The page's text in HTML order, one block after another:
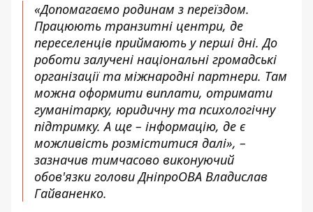
«Допомагаємо родинам з переїздом.
Працюють транзитні центри, де
переселенців приймають у перші дні. До
роботи залучені національні громадські
організації та міжнародні партнери. Там
можна оформити виплати, отримати
гуманітарку, юридичну та психологічну
підтримку. А ще – інформацію, де є
можливість розміститися далі», –
зазначив тимчасово виконуючий
обов'язки голови ДніпроОВА Владислав
Гайваненко.